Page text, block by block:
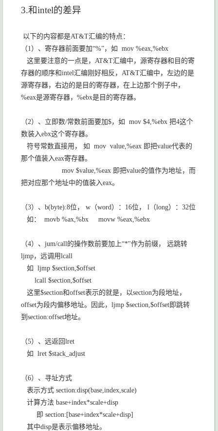
3.和intel的差异
以下的内容都是AT&T汇编的特点：
（1）、寄存器前面要加“%”，如 mov %eax,%ebx
这里要注意的一点是， AT&T汇编中，源寄存器和目的寄
存器的顺序和intel汇编刚好相反， AT&T汇编中，左边的是
源寄存器，右边的是目的寄存器，在上边那个例子中，
%eax是源寄存器， %ebx是目的寄存器。
（2）、立即数/常数前面要加$，如 mov $4,%ebx 把4这个
数装入ebx这个寄存器。
符号常数直接用， 如 mov value,%eax 即把value代表的
那个值装入eax寄存器。
mov $value,%eax 即把value的值作为地址，而
把对应那个地址中的值装入eax。
（3）、 b(byte):8位， w （word）： 16位， l （long）： 32位
如： movb %ax,%bx movw %eax,%ebx
（4）、 jum/call的操作数前要加上“*"作为前缀， 远跳转
ljmp，远调用lcall
如 ljmp $section,$offset
lcall $section,$offset
这里$section和offset表示的就是，以section为段地址，
offset为段内偏移地址。因此， ljmp $section,$offset即跳转
到 section:offset地址。
（5）、远返回 lret
如 lret $stack_adjust
（6）、寻址方式
表示方式 section:disp(base,index,scale)
计算方法 base+index*scale+disp
即 section:[base+index*scale+disp]
其中disp是表示偏移地址。